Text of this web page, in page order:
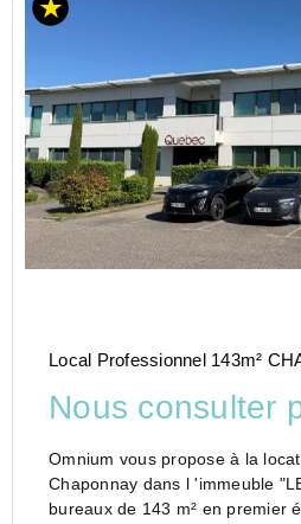
Local Professionnel 143m²
Nous consulter
Omnium vous propose à la
Chaponnay dans l 'immeuble
bureaux de 143 m² en premier